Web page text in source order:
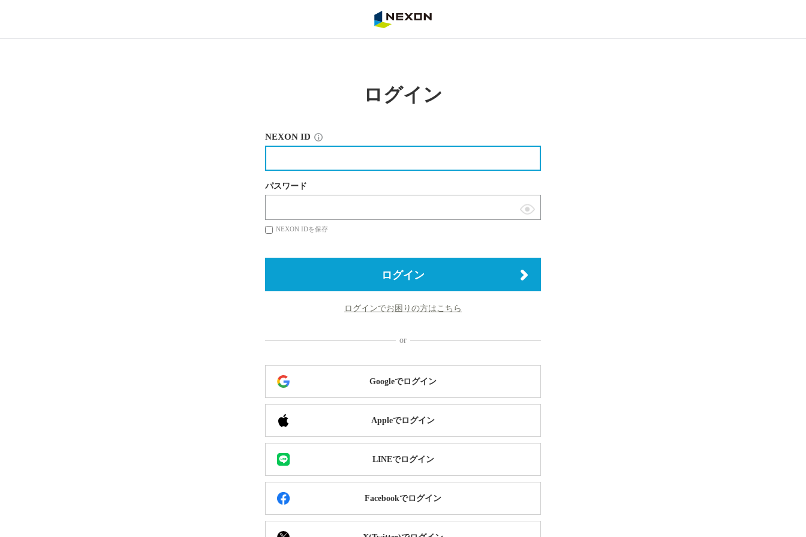
ログイン
NEXON ID
パスワード
表
替
NEXON IDを保存
ログイン
ログインでお困りの方はこちら
Googleでログイン
Appleでログイン
LINEでログイン
Facebookでログイン